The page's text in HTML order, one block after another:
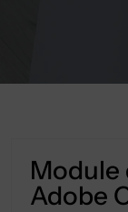
Module
Adobe